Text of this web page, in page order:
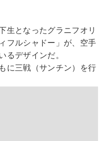
生となったグラニフオリ
フルシャドー」が、空手
るデザインだ。
に三戦（サンチン）を行